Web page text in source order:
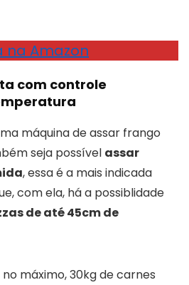
na Amazon
com controle
máquina de assar frango
seja possível assar
, essa é a mais indicada
com ela, há a possiblidade
de até 45cm de
máximo, 30kg de carnes